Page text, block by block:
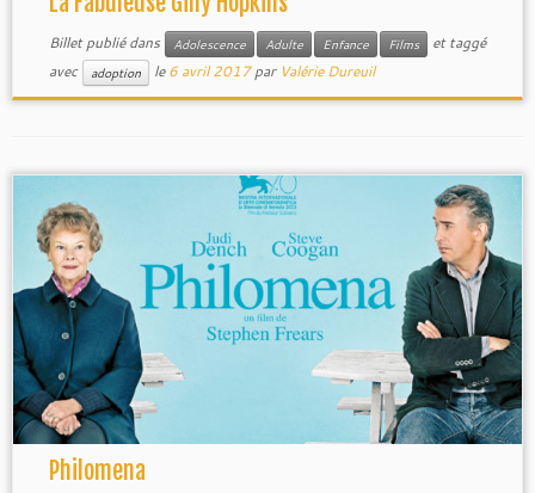
Billet publié dans Adolescence Adulte Enfance Films
et taggé
avec
adoption le6 avril 2017 par Valérie Dureuil
Philomena